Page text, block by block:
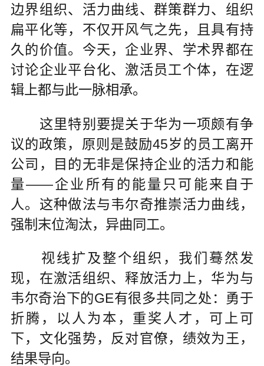
边界组织、活力曲线、群策群力、组织
扁平化等，不仅开风气之先，且具有持
久的价值。今天，企业界、学术界都在
讨论企业平台化、激活员工个体，在逻
辑上都与此一脉相承。
这里特别要提关于华为一项颇有争
议的政策，原则是鼓励45岁的员工离开
公司，目的无非是保持企业的活力和能
量——企业所有的能量只可能来自于
人。这种做法与韦尔奇推崇活力曲线，
强制末位淘汰，异曲同工。
视线扩及整个组织，我们蓦然发
现，在激活组织、释放活力上，华为与
韦尔奇治下的GE有很多共同之处：勇于
折腾，以人为本，重奖人才，可上可
下，文化强势，反对官僚，绩效为王，
结果导向。